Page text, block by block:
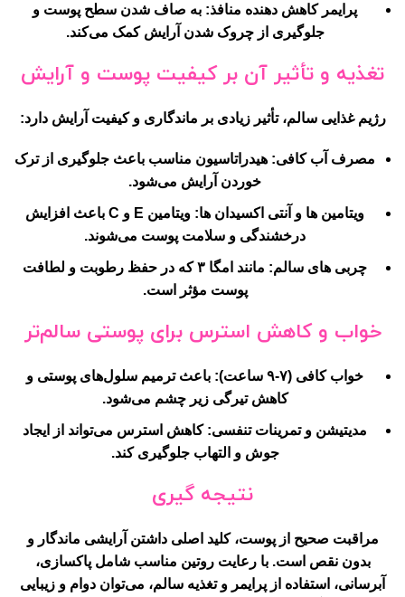
پرایمر کاهش دهنده منافذ: به صاف شدن سطح پوست و
جلوگیری از چروک شدن آرایش کمک می‌کند.
تغذیه و تأثیر آن بر کیفیت پوست و آرایش
رژیم غذایی سالم، تأثیر زیادی بر ماندگاری و کیفیت آرایش دارد:
مصرف آب کافی: هیدراتاسیون مناسب باعث جلوگیری از ترک
خوردن آرایش می‌شود.
ویتامین ها و آنتی اکسیدان ها:
ویتامین E و C باعث افزایش
درخشندگی و سلامت پوست می‌شوند.
چربی های سالم:
مانند امگا ۳ که در حفظ رطوبت و لطافت
پوست مؤثر است.
خواب و کاهش استرس برای پوستی سالم‌تر
خواب کافی (۷-۹ ساعت):
باعث ترمیم سلول‌های پوستی و
کاهش تیرگی زیر چشم می‌شود.
مدیتیشن و تمرینات تنفسی: کاهش استرس می‌تواند از ایجاد
جوش و التهاب جلوگیری کند.
نتیجه گیری
مراقبت صحیح از پوست، کلید اصلی داشتن آرایشی ماندگار و
بدون نقص است. با رعایت روتین مناسب شامل پاکسازی،
آبرسانی، استفاده از پرایمر و تغذیه سالم، می‌توان دوام و زیبایی